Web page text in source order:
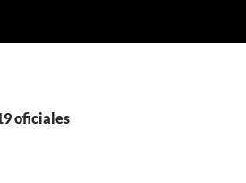
oficiales